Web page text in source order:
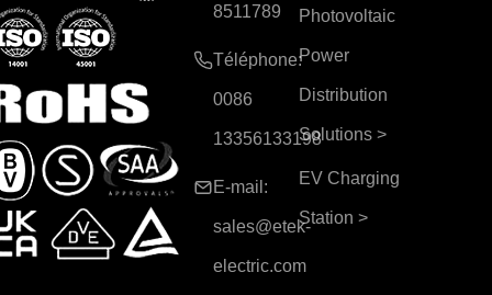
8511789
Téléphone:
0086
13356133198
E-mail:
sales@etek-
electric.com
Photovoltaic
Power
Distribution
Solutions >
EV Charging
Station >